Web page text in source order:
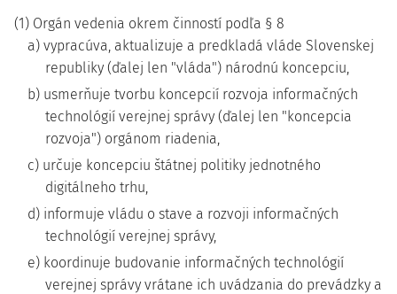
(1) Orgán vedenia okrem činností podľa § 8
a) vypracúva, aktualizuje a predkladá vláde Slovenskej
republiky (ďalej len "vláda") národnú koncepciu,
b) usmerňuje tvorbu koncepcií rozvoja informačných
technológií verejnej správy (ďalej len "koncepcia
rozvoja") orgánom riadenia,
c) určuje koncepciu štátnej politiky jednotného
digitálneho trhu,
d) informuje vládu o stave a rozvoji informačných
technológií verejnej správy,
e) koordinuje budovanie informačných technológií
verejnej správy vrátane ich uvádzania do prevádzky a